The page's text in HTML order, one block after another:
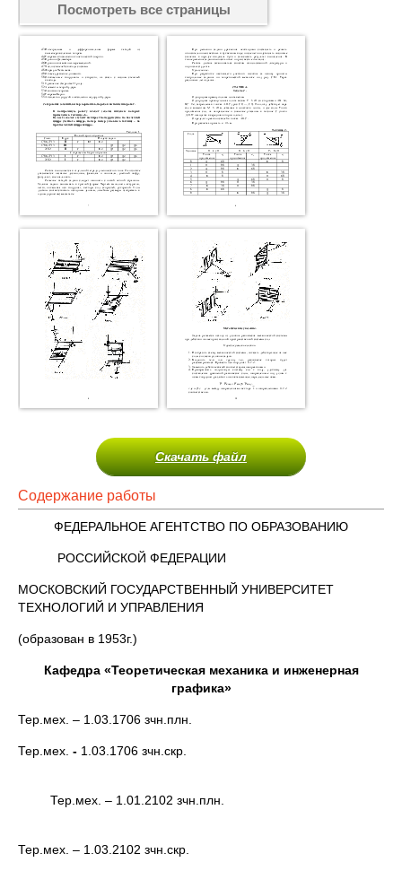
Посмотреть все страницы
Скачать файл
Содержание работы
ФЕДЕРАЛЬНОЕ АГЕНТСТВО ПО ОБРАЗОВАНИЮ
РОССИЙСКОЙ ФЕДЕРАЦИИ
МОСКОВСКИЙ ГОСУДАРСТВЕННЫЙ УНИВЕРСИТЕТ
ТЕХНОЛОГИЙ И УПРАВЛЕНИЯ
(образован в 1953г.)
Кафедра «Теоретическая механика и инженерная
графика»
Тер.мех. – 1.03.1706 зчн.плн.
Тер.мех. - 1.03.1706 зчн.скр.
Тер.мех. – 1.01.2102 зчн.плн.
Тер.мех. – 1.03.2102 зчн.скр.